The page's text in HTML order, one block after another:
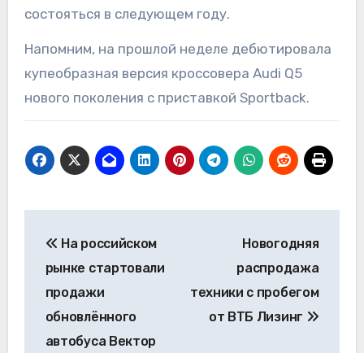
состояться в следующем году.
Напомним, на прошлой неделе дебютировала
купеобразная версия кроссовера Audi Q5
нового поколения с приставкой Sportback.
по
записям
На российском
рынке стартовали
продажи
обновлённого
автобуса Вектор
Новогодняя
распродажа
техники с пробегом
от ВТБ Лизинг